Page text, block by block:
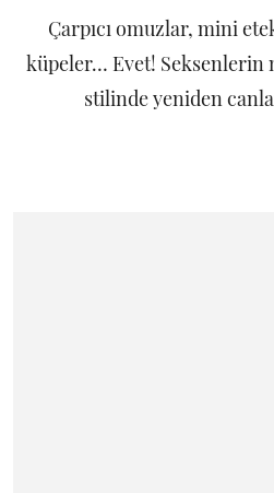
Çarpıcı omuzlar, mini
küpeler… Evet! Seksenlerin
stilinde yeniden